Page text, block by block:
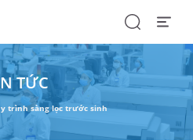
SearchOpen
TỨC
trình sàng lọc trước sinh